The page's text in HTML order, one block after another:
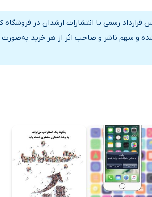
رسمی با انتشارات ارشدان در فروشگاه
و سهم ناشر و صاحب اثر از هر خرید به‌صورت